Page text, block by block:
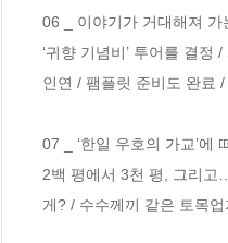
06 _ 이야기가 거대해져 가
‘귀향 기념비’ 투어를 결
인연 / 팸플릿 준비도 완료
07 _ ‘한일 우호의 가교’에
2백 평에서 3천 평, 그리고
게? / 수수께끼 같은 토목